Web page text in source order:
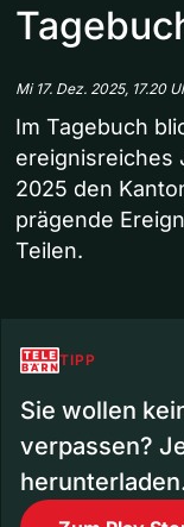
Mi 17. Dez. 2025, 17.20
Im Tagebuch
ereignisreiches
2025 den
prägende
Teilen.
TIPP
Sie wollen
verpassen?